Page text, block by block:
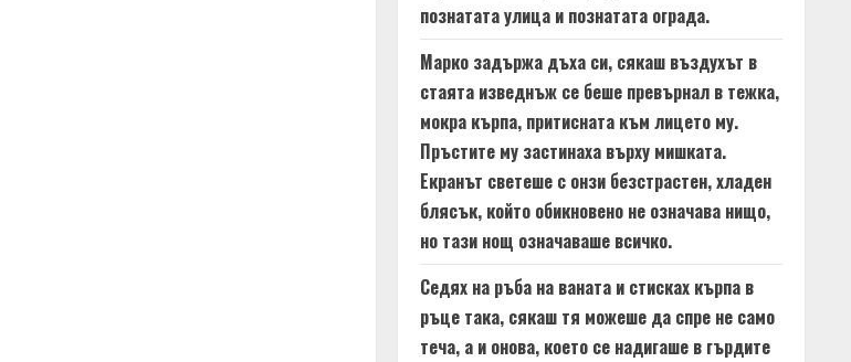
познатата улица и познатата ограда.
Марко задържа дъха си, сякаш въздухът в
стаята изведнъж се беше превърнал в тежка,
мокра кърпа, притисната към лицето му.
Пръстите му застинаха върху мишката.
Екранът светеше с онзи безстрастен, хладен
блясък, който обикновено не означава нищо,
но тази нощ означаваше всичко.
Седях на ръба на ваната и стисках кърпа в
ръце така, сякаш тя можеше да спре не само
теча, а и онова, което се надигаше в гърдите